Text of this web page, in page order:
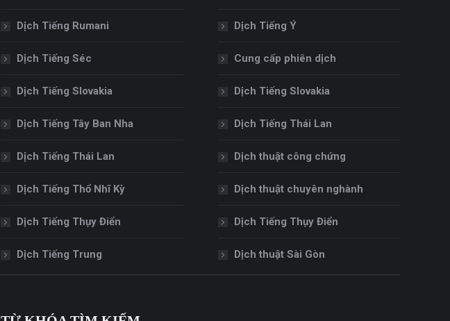
Dịch Tiếng Rumani
Dịch Tiếng Séc
Dịch Tiếng Slovakia
Dịch Tiếng Tây Ban Nha
Dịch Tiếng Thái Lan
Dịch Tiếng Thổ Nhĩ Kỳ
Dịch Tiếng Thụy Điển
Dịch Tiếng Trung
Dịch Tiếng Ý
Cung cấp phiên dịch
Dịch Tiếng Slovakia
Dịch Tiếng Thái Lan
Dịch thuật công chứng
Dịch thuật chuyên nghành
Dịch Tiếng Thụy Điển
Dịch thuật Sài Gòn